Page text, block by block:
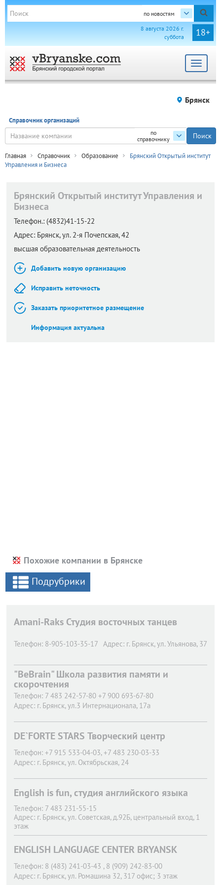
по новостям
18+
8 августа 2026 г.
суббота
Toggle
Брянск
Справочник организаций
по
справочнику
Главная Справочник Образование
Брянский Открытый институт
Управления и Бизнеса
Брянский Открытый институт Управления и
Бизнеса
Телефон.: (4832)41-15-22
Адрес: Брянск,ул. 2-я Почепская, 42
высшая образовательная деятельность
Добавить новую организацию
Исправить неточность
Заказать приоритетное размещение
Информация актуальна
Похожие компании в Брянске
Подрубрики
Amani-Raks Студия восточных танцев
Телефон: 8-905-103-35-17 Адрес: г. Брянск, ул. Ульянова, 37
"BeBrain" Школа развития памяти и
скорочтения
Телефон: 7 483 242-57-80 +7 900 693-67-80
Адрес: г. Брянск, ул.3 Интернационала, 17а
DE`FORTE STARS Творческий центр
Телефон: +7 915 533-04-03, +7 483 230-03-33
Адрес: г. Брянск, ул. Октябрьская, 24
English is fun, студия английского языка
Телефон: 7 483 231-55-15
Адрес: г. Брянск, ул. Советская, д.92Б, центральный вход, 1
этаж
ENGLISH LANGUAGE CENTER BRYANSK
Телефон: 8 (483) 241-03-43 , 8 (909) 242-83-00
Адрес: г. Брянск, ул. Ромашина 32, 317 офис; 3 этаж